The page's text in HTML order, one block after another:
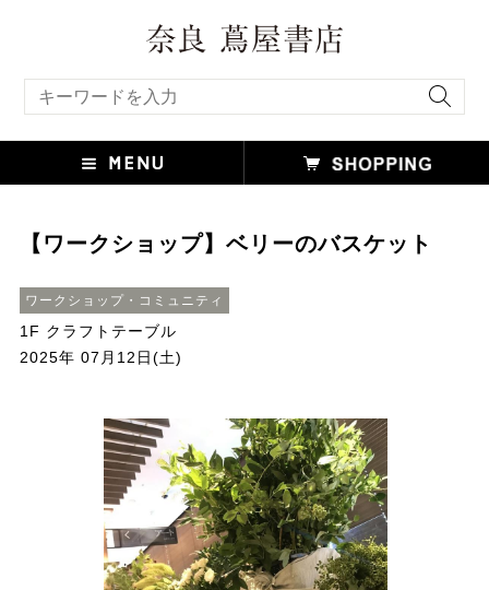
【ワークショップ】ベリーのバスケット
ワークショップ・コミュニティ
1F クラフトテーブル
2025年 07月12日(土)